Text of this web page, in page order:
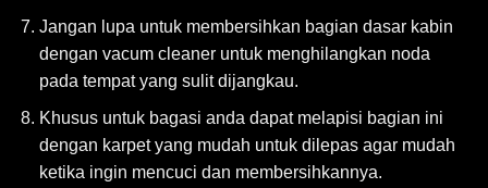
Jangan lupa untuk membersihkan bagian dasar kabin
dengan vacum cleaner untuk menghilangkan noda
pada tempat yang sulit dijangkau.
Khusus untuk bagasi anda dapat melapisi bagian ini
dengan karpet yang mudah untuk dilepas agar mudah
ketika ingin mencuci dan membersihkannya.